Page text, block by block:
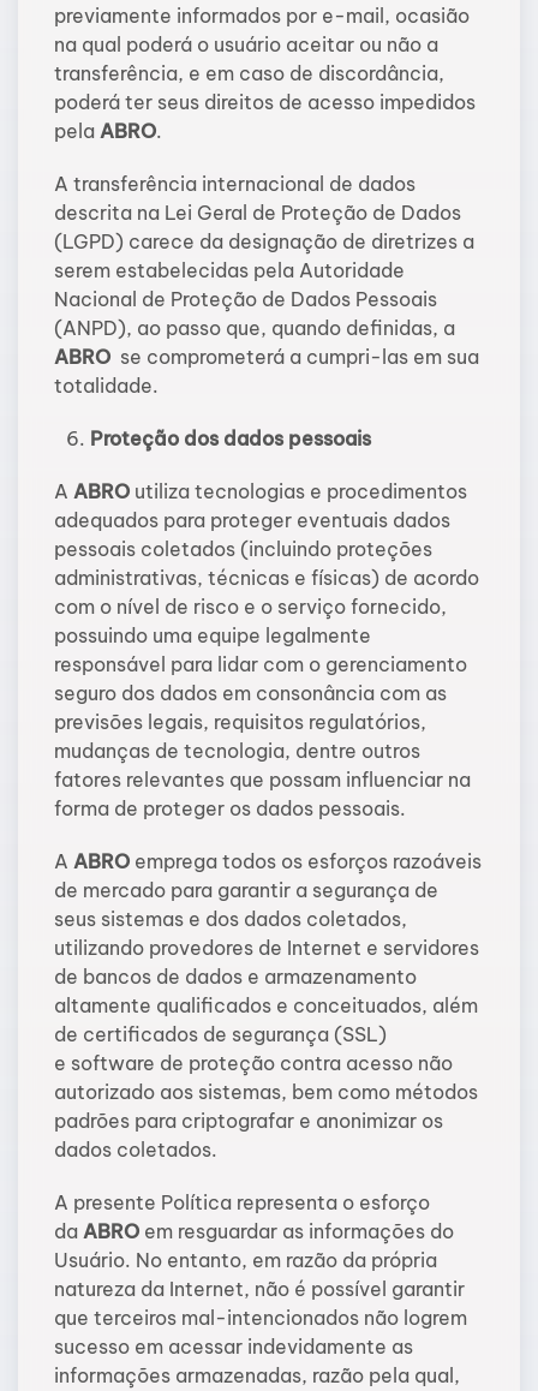
previamente informados por e-mail, ocasião
na qual poderá o usuário aceitar ou não a
transferência, e em caso de discordância,
poderá ter seus direitos de acesso impedidos
pela ABRO.
A transferência internacional de dados
descrita na Lei Geral de Proteção de Dados
(LGPD) carece da designação de diretrizes a
serem estabelecidas pela Autoridade
Nacional de Proteção de Dados Pessoais
(ANPD), ao passo que, quando definidas, a
ABRO se comprometerá a cumpri-las em sua
totalidade.
Proteção dos dados pessoais
A ABRO utiliza tecnologias e procedimentos
adequados para proteger eventuais dados
pessoais coletados (incluindo proteções
administrativas, técnicas e físicas) de acordo
com o nível de risco e o serviço fornecido,
possuindo uma equipe legalmente
responsável para lidar com o gerenciamento
seguro dos dados em consonância com as
previsões legais, requisitos regulatórios,
mudanças de tecnologia, dentre outros
fatores relevantes que possam influenciar na
forma de proteger os dados pessoais.
A ABRO emprega todos os esforços razoáveis
de mercado para garantir a segurança de
seus sistemas e dos dados coletados,
utilizando provedores de Internet e servidores
de bancos de dados e armazenamento
altamente qualificados e conceituados, além
de certificados de segurança (SSL)
e software de proteção contra acesso não
autorizado aos sistemas, bem como métodos
padrões para criptografar e anonimizar os
dados coletados.
A presente Política representa o esforço
da ABRO em resguardar as informações do
Usuário. No entanto, em razão da própria
natureza da Internet, não é possível garantir
que terceiros mal-intencionados não logrem
sucesso em acessar indevidamente as
informações armazenadas, razão pela qual,